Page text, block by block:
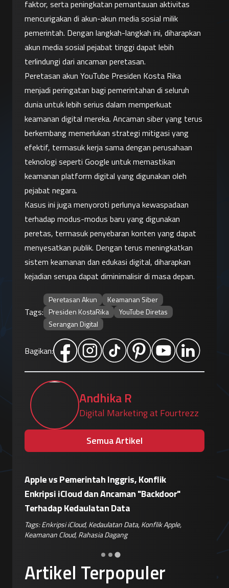
faktor, serta peningkatan pemantauan aktivitas
mencurigakan di akun-akun media sosial milik
pemerintah. Dengan langkah-langkah ini, diharapkan
akun media sosial pejabat tinggi dapat lebih
terlindungi dari ancaman peretasan.
Peretasan akun YouTube Presiden Kosta Rika
menjadi peringatan bagi pemerintahan di seluruh
dunia untuk lebih serius dalam memperkuat
keamanan digital mereka. Ancaman siber yang terus
berkembang memerlukan strategi mitigasi yang
efektif, termasuk kerja sama dengan perusahaan
teknologi seperti Google untuk memastikan
keamanan platform digital yang digunakan oleh
pejabat negara.
Kasus ini juga menyoroti perlunya kewaspadaan
terhadap modus-modus baru yang digunakan
peretas, termasuk penyebaran konten yang dapat
menyesatkan publik. Dengan terus meningkatkan
sistem keamanan dan edukasi digital, diharapkan
kejadian serupa dapat diminimalisir di masa depan.
Tags:
Peretasan Akun
Keamanan Siber
Presiden KostaRika
YouTube Diretas
Serangan Digital
Bagikan:
Andhika R
Digital Marketing at Fourtrezz
Semua Artikel
Artikel Terpopuler
Eskalasi Perang Teknologi, China
Siapkan Retaliasi Terhadap Kebijakan
Pemblokiran Robot dan Inverter oleh AS
Tags:Perang Teknologi,Kebijakan AS,Retaliasi China
Keamanan IoT,Risiko Pasok